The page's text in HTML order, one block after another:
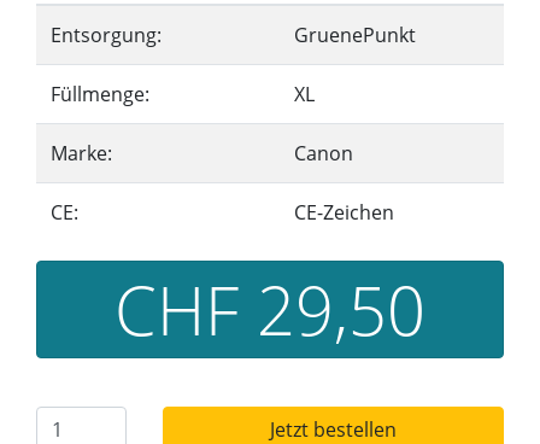
Entsorgung: GruenePunkt
Füllmenge: XL
Marke: Canon
CE: CE-Zeichen
CHF 29,50
Jetzt bestellen